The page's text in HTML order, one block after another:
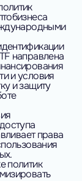
направлена
и условия
и защиту
права
политик